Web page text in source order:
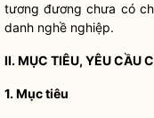
tương đương chưa có
danh nghề nghiệp.
II. MỤC TIÊU, YÊU CẦU
1. Mục tiêu